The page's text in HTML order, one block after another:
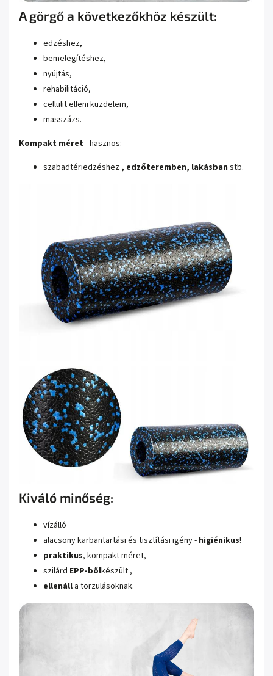
A görgő a következőkhöz készült:
edzéshez,
bemelegítéshez,
nyújtás,
rehabilitáció,
cellulit elleni küzdelem,
masszázs.
Kompakt méret- hasznos:
szabadtériedzéshez , edzőteremben, lakásban stb.
Kiváló minőség:
vízálló
alacsony karbantartási és tisztítási igény - higiénikus!
praktikus, kompakt méret,
szilárd EPP-bőlkészült ,
ellenáll a torzulásoknak.